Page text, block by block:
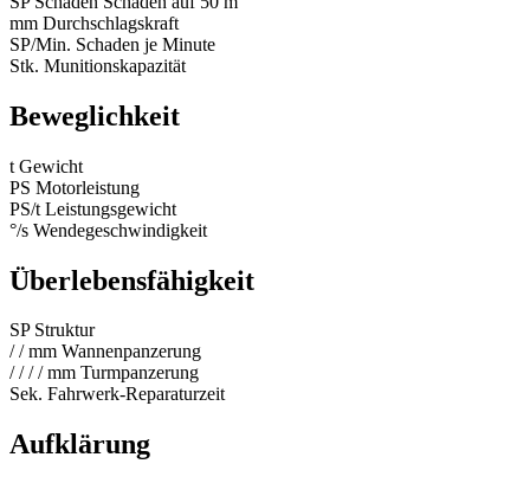
mm Durchschlagskraft
SP/Min. Schaden je Minute
Stk. Munitionskapazität
Beweglichkeit
t Gewicht
PS Motorleistung
PS/t Leistungsgewicht
°/s Wendegeschwindigkeit
Überlebensfähigkeit
SP Struktur
//mm Wannenpanzerung
////mm Turmpanzerung
Sek. Fahrwerk-Reparaturzeit
Aufklärung